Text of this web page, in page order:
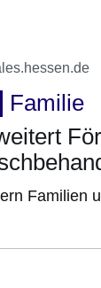
Familie
Familien